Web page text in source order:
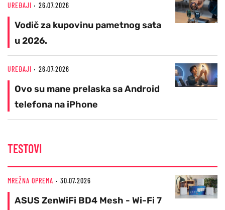
UREĐAJI 26.07.2026
Vodič za kupovinu pametnog sata
u 2026.
UREĐAJI 26.07.2026
Ovo su mane prelaska sa Android
telefona na iPhone
TESTOVI
MREŽNA OPREMA 30.07.2026
ASUS ZenWiFi BD4 Mesh - Wi-Fi 7